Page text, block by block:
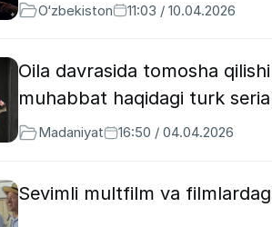
O‘zbekiston 11:03 / 10.04.2026
Oila davrasida tomosha
muhabbat haqidagi turk
Madaniyat 16:50 / 04.04.2026
Sevimli multfilm va